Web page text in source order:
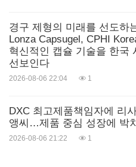
경구 제형의 미래를 선도하
Lonza Capsugel, CPHI
혁신적인 캡슐 기술을 한국
선보인다
2026-08-06 22:04 1
DXC 최고제품책임자에 리
앵씨…제품 중심 성장에 박
2026-08-06 21:22 1